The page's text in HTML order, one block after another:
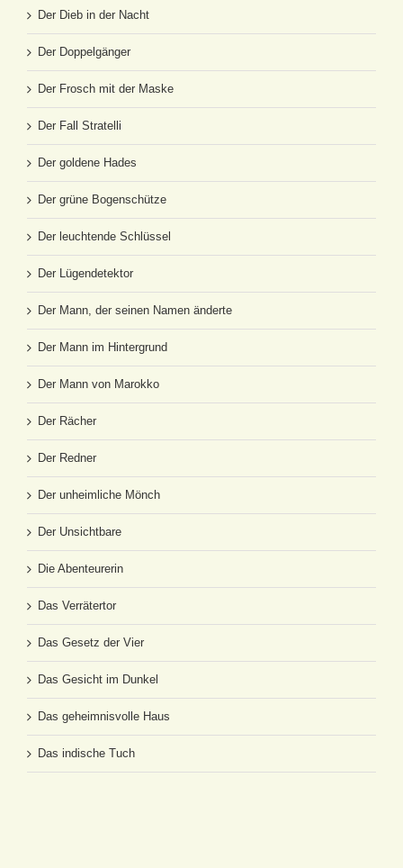
Der Dieb in der Nacht
Der Doppelgänger
Der Frosch mit der Maske
Der Fall Stratelli
Der goldene Hades
Der grüne Bogenschütze
Der leuchtende Schlüssel
Der Lügendetektor
Der Mann, der seinen Namen änderte
Der Mann im Hintergrund
Der Mann von Marokko
Der Rächer
Der Redner
Der unheimliche Mönch
Der Unsichtbare
Die Abenteurerin
Das Verrätertor
Das Gesetz der Vier
Das Gesicht im Dunkel
Das geheimnisvolle Haus
Das indische Tuch